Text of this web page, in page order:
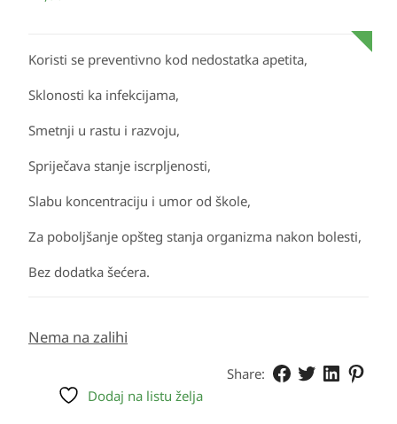
Koristi se preventivno kod nedostatka apetita,
Sklonosti ka infekcijama,
Smetnji u rastu i razvoju,
Spriječava stanje iscrpljenosti,
Slabu koncentraciju i umor od škole,
Za poboljšanje opšteg stanja organizma nakon bolesti,
Bez dodatka šećera.
Nema na zalihi
Share:
Dodaj na listu želja